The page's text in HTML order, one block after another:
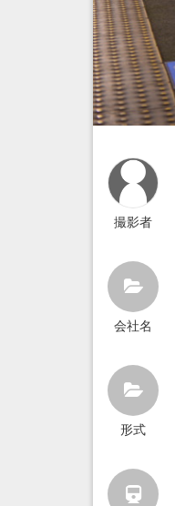
撮影者
会社名
形式